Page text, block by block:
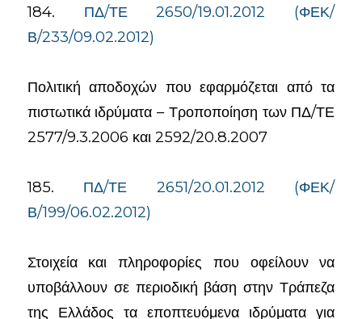
184. ΠΔ/ΤΕ 2650/19.01.2012 (ΦΕΚ/
Β/233/09.02.2012)
Πολιτική αποδοχών που εφαρμόζεται από τα
πιστωτικά ιδρύματα – Τροποποίηση των ΠΔ/ΤΕ
2577/9.3.2006 και 2592/20.8.2007
185. ΠΔ/ΤΕ 2651/20.01.2012 (ΦΕΚ/
Β/199/06.02.2012)
Στοιχεία και πληροφορίες που οφείλουν να
υποβάλλουν σε περιοδική βάση στην Τράπεζα
της Ελλάδος τα εποπτευόμενα ιδρύματα για